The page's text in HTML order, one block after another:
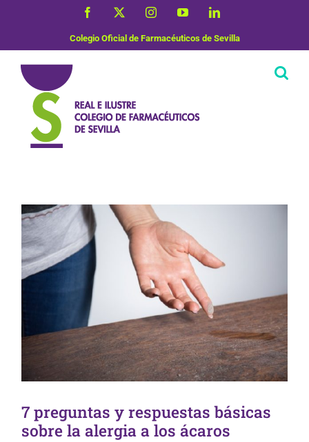
Facebook InstagramYouTubeLinkedIn
Colegio Oficial de Farmacéuticos de Sevilla
7 preguntas y respuestas básicas
sobre la alergia a los ácaros